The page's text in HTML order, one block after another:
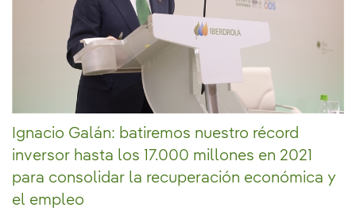
Ignacio Galán: batiremos nuestro récord
inversor hasta los 17.000 millones en 2021
para consolidar la recuperación económica y
el empleo